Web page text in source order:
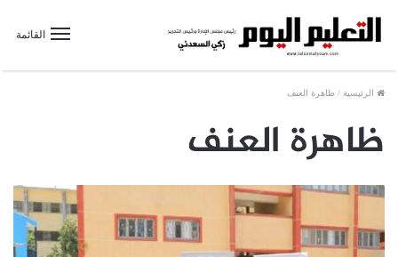
القائمة
الرئيسية / ظاهرة العنف
ظاهرة العنف